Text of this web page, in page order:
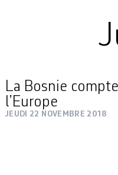
La Bosnie
l’Europe
JEUDI 22 NOVEMBRE 2018